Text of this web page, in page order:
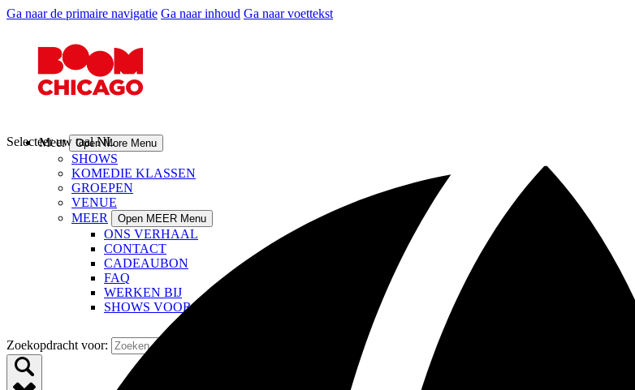
Ga naar de primaire navigatie Ga naar inhoud Ga naar voettekst
Meer Open More Menu
SHOWS
KOMEDIE KLASSEN
GROEPEN
VENUE
MEER
Open MEER Menu
ONS VERHAAL
CONTACT
CADEAUBON
FAQ
WERKEN BIJ
SHOWS VOOR JOUW GROEP
Zoekopdracht voor:
Selecteer uw taal NL